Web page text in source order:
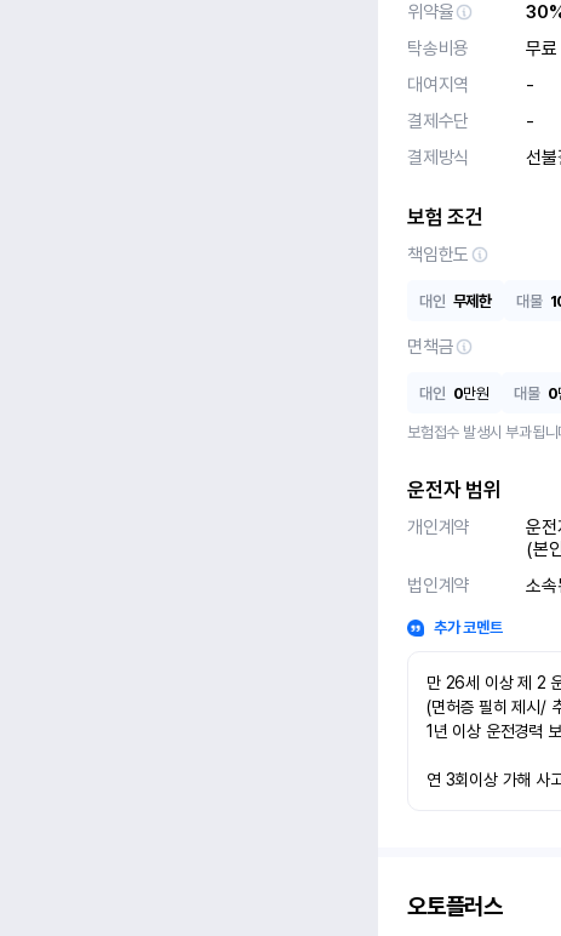
위약율
탁송비용
무료
대여지역
-
결제수단
-
결제방식
선불
보험 조건
책임한도
대인 무제한 대물
면책금
대인 0만원 대물 0
보험접수 발생시 부과됩니
운전자 범위
개인계약
운
(본
법인계약
소
추가 코멘트
만 26세 이상 제 2
(면허증 필히 제시/
1년 이상 운전경력
연 3회이상 가해 사
오토플러스